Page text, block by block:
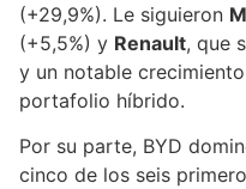
(+29,9%). Le siguieron
(+5,5%) y Renault, que
y un notable
portafolio híbrido.
Por su parte, BYD
cinco de los seis